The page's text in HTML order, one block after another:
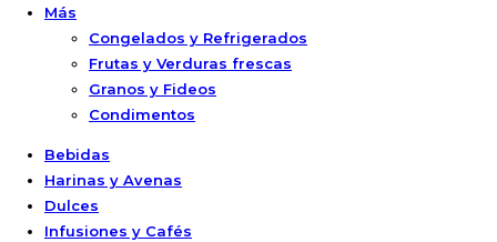
Más
Congelados y Refrigerados
Frutas y Verduras frescas
Granos y Fideos
Condimentos
Bebidas
Harinas y Avenas
Dulces
Infusiones y Cafés